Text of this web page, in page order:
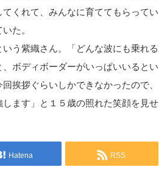
くれて、みんなに育ててもらってい
た。
う紫織さん。「どんな波にも乗れる
ボディボーダーがいっぱいいるとい
挨拶ぐらいしかできなかったので、
ます」と１５歳の照れた笑顔を見せ
Hatena RSS